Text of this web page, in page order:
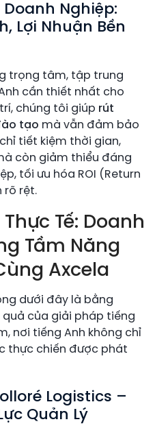
Doanh Nghiệp:
Lợi Nhuận Bền
trọng tâm, tập trung
cần thiết nhất cho
chúng tôi giúp rút
tạo mà vẫn đảm bảo
tiết kiệm thời gian,
còn giảm thiểu đáng
tối ưu hóa ROI (Return
rõ rệt.
Tế: Doanh
Tầm Năng
Axcela
dưới đây là bằng
quả của giải pháp tiếng
nơi tiếng Anh không chỉ
thực chiến được phát
Logistics –
Quản Lý